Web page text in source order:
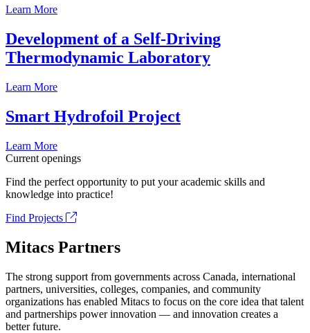
Learn More
Development of a Self-Driving
Thermodynamic Laboratory
Learn More
Smart Hydrofoil Project
Learn More
Current openings
Find the perfect opportunity to put your academic skills and
knowledge into practice!
Find Projects
Mitacs Partners
The strong support from governments across Canada, international
partners, universities, colleges, companies, and community
organizations has enabled Mitacs to focus on the core idea that talent
and partnerships power innovation — and innovation creates a
better future.